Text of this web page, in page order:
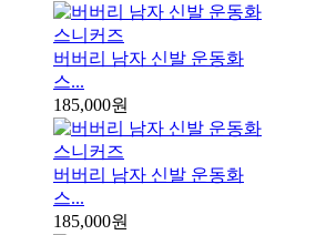
버버리 남자 신발 운동화
스...
185,000원
버버리 남자 신발 운동화
스...
185,000원